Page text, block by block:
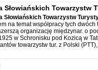
Słowiańskich Towarzystw
Słowiańskich Towarzystw
na temat współpracy tych
organizację międzynar. o
w Schronisku pod Kozicą w
towarzystw tur. z Polski